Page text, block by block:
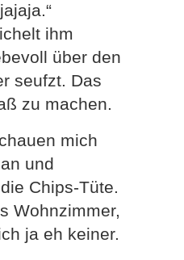
ihm
über den
seufzt. Das
zu machen.
mich
und
Chips-Tüte.
Wohnzimmer,
ja eh keiner.